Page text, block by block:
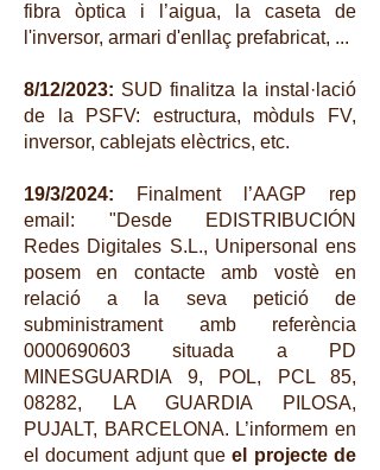
fibra òptica i l’aigua, la caseta de
l'inversor, armari d'enllaç prefabricat, ...
8/12/2023: SUD finalitza la instal·lació
de la PSFV: estructura, mòduls FV,
inversor, cablejats elèctrics, etc.
19/3/2024: Finalment l’AAGP rep
email: "Desde EDISTRIBUCIÓN
Redes Digitales S.L., Unipersonal ens
posem en contacte amb vostè en
relació a la seva petició de
subministrament amb referència
0000690603 situada a PD
MINESGUARDIA 9, POL, PCL 85,
08282, LA GUARDIA PILOSA,
PUJALT, BARCELONA. L’informem en
el document adjunt queel projecte de